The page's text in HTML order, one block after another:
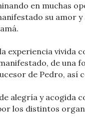
en muchas
su amor
experiencia vivida
de una
de Pedro,
alegría y acogida
los distintos